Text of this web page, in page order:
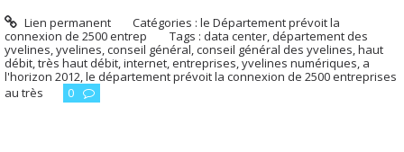
Lien permanent Catégories :le Département prévoit la
connexion de 2500 entrep
Tags : data center, département des
yvelines,yvelines,conseil général,conseil général des yvelines,haut
débit,très haut débit,internet,entreprises,yvelines numériques, a
l'horizon 2012,le département prévoit la connexion de 2500 entreprises
au très
0